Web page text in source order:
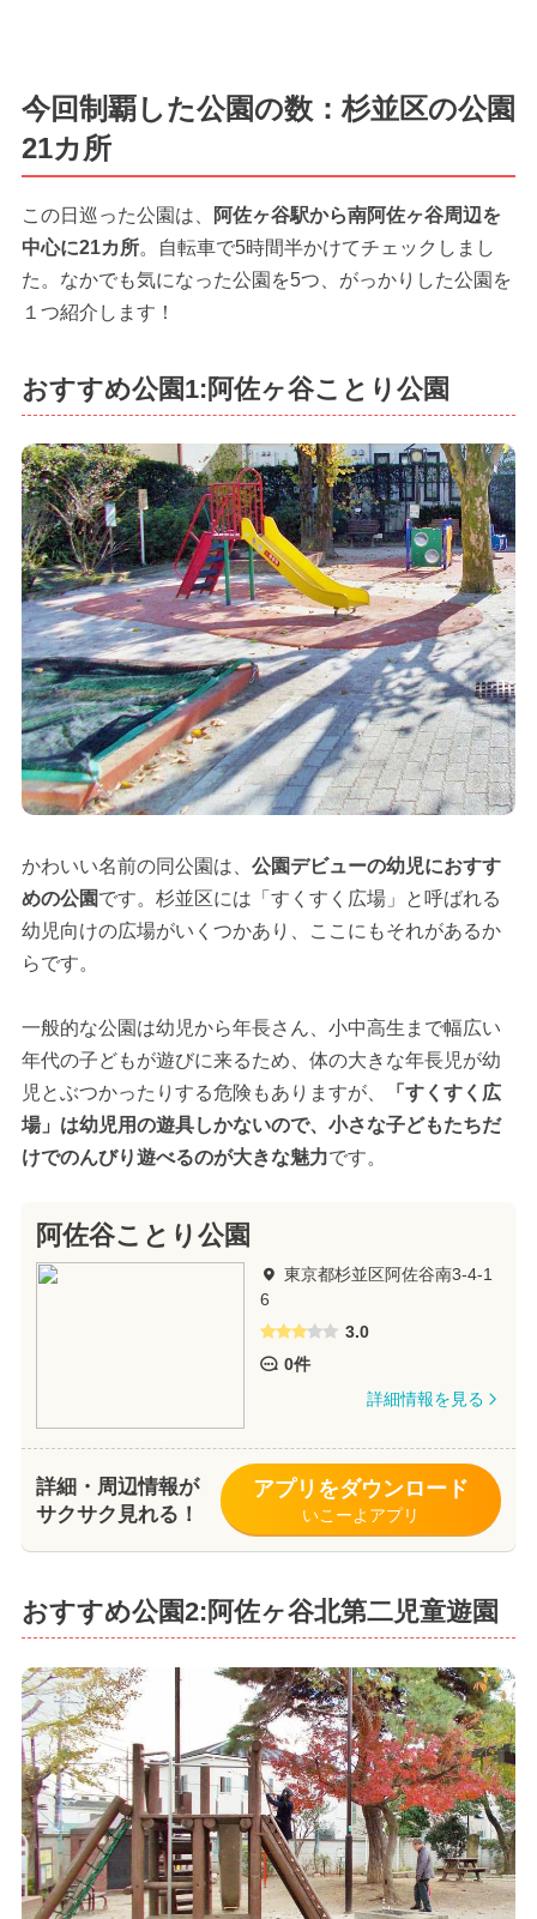
今回制覇した公園の数：杉並区の公園
21カ所
この日巡った公園は、
阿佐ヶ谷駅から南阿佐ヶ谷周辺を
中心に21カ所。自転車で5時間半かけてチェックしまし
た。なかでも気になった公園を5つ、がっかりした公園を
１つ紹介します！
おすすめ公園1:阿佐ヶ谷ことり公園
かわいい名前の同公園は、 公園デビューの幼児におすす
めの公園です。杉並区には「すくすく広場」と呼ばれる
幼児向けの広場がいくつかあり、ここにもそれがあるか
らです。
一般的な公園は幼児から年長さん、小中高生まで幅広い
年代の子どもが遊びに来るため、体の大きな年長児が幼
児とぶつかったりする危険もありますが、
「すくすく広
場」は幼児用の遊具しかないので、小さな子どもたちだ
けでのんびり遊べるのが大きな魅力です。
阿佐谷ことり公園
東京都杉並区阿佐谷南3-4-1
6
3.0
0件
詳細情報を見る
詳細・周辺情報が
サクサク見れる！
アプリをダウンロード
いこーよアプリ
おすすめ公園2:阿佐ヶ谷北第二児童遊園